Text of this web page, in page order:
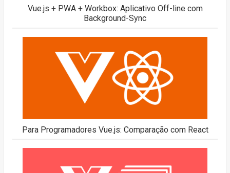
Vue.js + PWA + Workbox: Aplicativo Off-line com
Background-Sync
Para Programadores Vue.js: Comparação com React